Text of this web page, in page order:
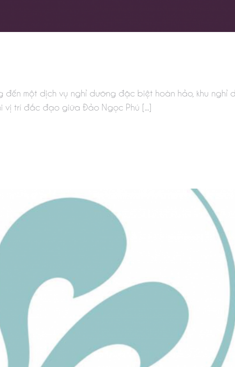
đến một dịch vụ nghỉ dưỡng đặc biệt hoàn hảo, khu nghỉ
vị trí đắc đạo giữa Đảo Ngọc Phú [...]